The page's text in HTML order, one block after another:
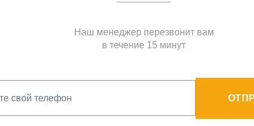
Наш менеджер перезвонит вам
в течение 15 минут